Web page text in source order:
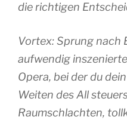
die richtigen
Vortex: Sprung nach
aufwendig
Opera, bei der du
Weiten des All
Raumschlachten,